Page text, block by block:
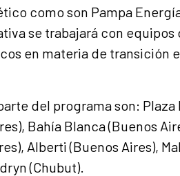
como son Pampa
se trabajará con
en materia de transición
del programa son: Plaza
Bahía Blanca (Buenos
Alberti (Buenos Aires),
(Chubut).